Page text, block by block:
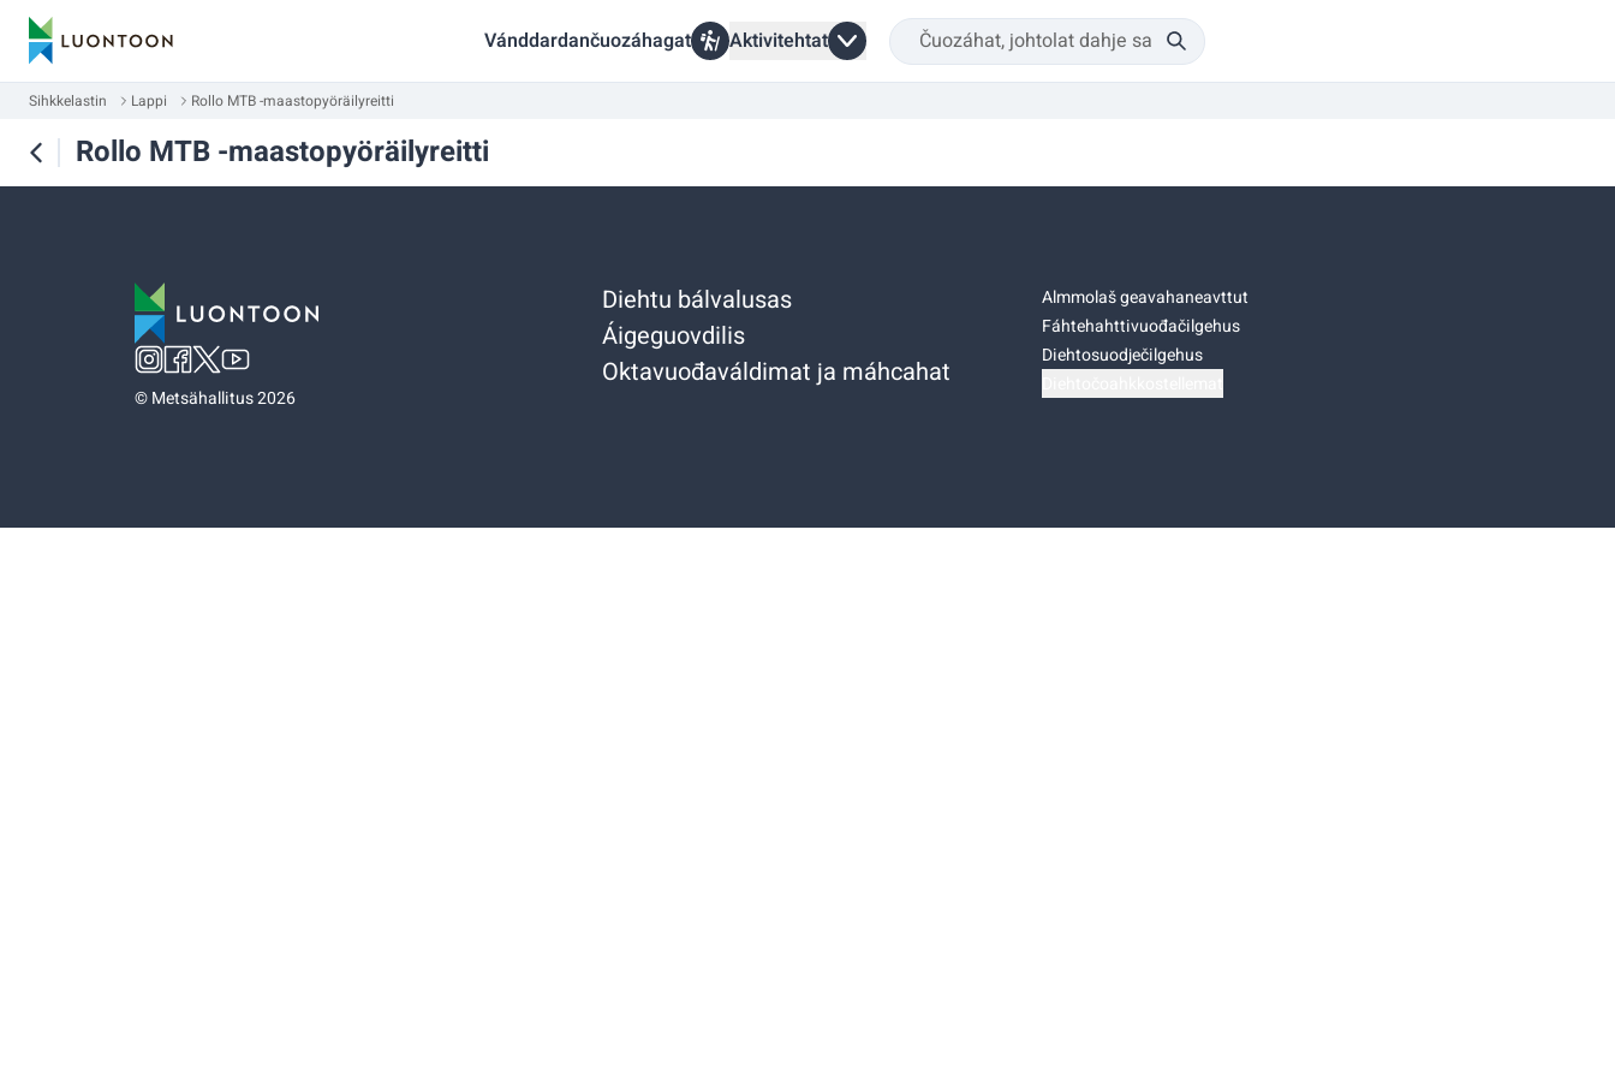
Vánddardančuozáhagat Aktivitehtat
Sihkkelastin Lappi Rollo MTB -maastopyöräilyreitti
Rollo MTB -maastopyöräilyreitti
©Metsähallitus 2026
Diehtu bálvalusas
Áigeguovdilis
Oktavuođaváldimat ja máhcahat
Almmolaš geavahaneavttut
Fáhtehahttivuođačilgehus
Diehtosuodječilgehus